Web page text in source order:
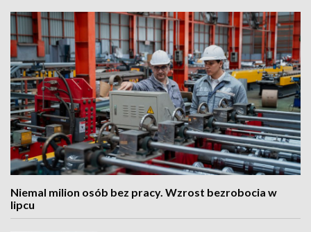
Niemal milion osób bez pracy. Wzrost bezrobocia w
lipcu